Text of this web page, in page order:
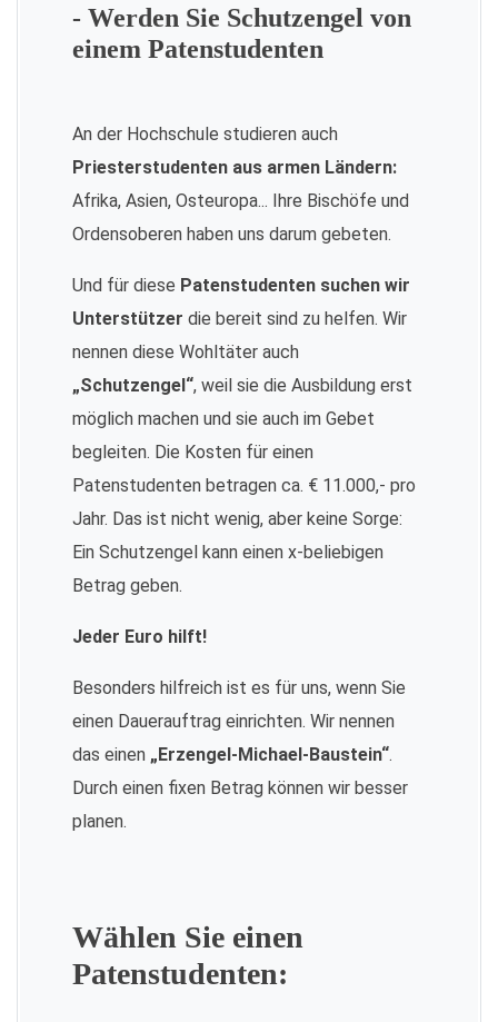
- Werden Sie Schutzengel von
einem Patenstudenten
An der Hochschule studieren auch
Priesterstudenten aus armen Ländern:
Afrika, Asien, Osteuropa... Ihre Bischöfe und
Ordensoberen haben uns darum gebeten.
Und für diese Patenstudenten suchen wir
Unterstützer die bereit sind zu helfen. Wir
nennen diese Wohltäter auch
„Schutzengel“, weil sie die Ausbildung erst
möglich machen und sie auch im Gebet
begleiten. Die Kosten für einen
Patenstudenten betragen ca. € 11.000,- pro
Jahr. Das ist nicht wenig, aber keine Sorge:
Ein Schutzengel kann einen x-beliebigen
Betrag geben.
Jeder Euro hilft!
Besonders hilfreich ist es für uns, wenn Sie
einen Dauerauftrag einrichten. Wir nennen
das einen „Erzengel-Michael-Baustein“.
Durch einen fixen Betrag können wir besser
planen.
Wählen Sie einen
Patenstudenten: